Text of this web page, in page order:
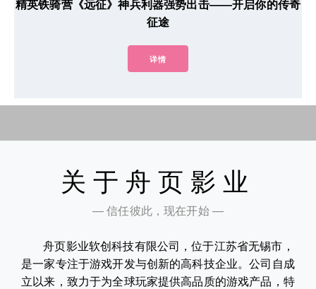
精英铁骑营《远征》神兵利器强势出击——开启你的传奇
征途
详情
关于舟页影业
— 信任彼此，现在开始 —
舟页影业软创科技有限公司，位于江苏省无锡市，
是一家专注于游戏开发与创新的高科技企业。公司自成
立以来，致力于为全球玩家提供高品质的游戏产品，特